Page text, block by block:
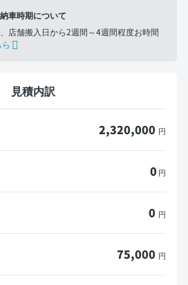
納車時期について
店舗搬入日から2週間～4週間程度お時間
見積内訳
2,320,000 円
0 円
0 円
75,000 円